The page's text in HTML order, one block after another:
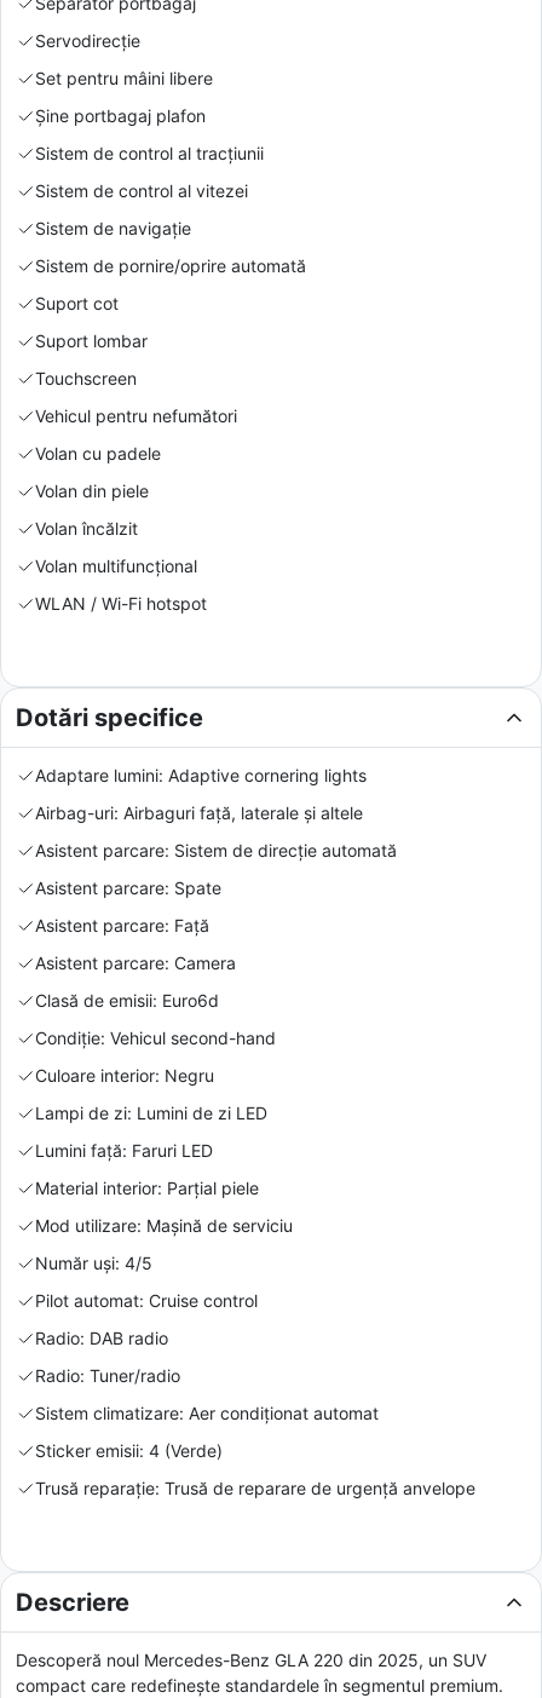
Servodirecție
Set pentru mâini libere
Şine portbagaj plafon
Sistem de control al tracțiunii
Sistem de control al vitezei
Sistem de navigație
Sistem de pornire/oprire automată
Suport cot
Suport lombar
Touchscreen
Vehicul pentru nefumători
Volan cu padele
Volan din piele
Volan încălzit
Volan multifuncțional
WLAN / Wi-Fi hotspot
Dotări specifice
Adaptare lumini: Adaptive cornering lights
Airbag-uri: Airbaguri față, laterale și altele
Asistent parcare: Sistem de direcție automată
Asistent parcare: Spate
Asistent parcare: Față
Asistent parcare: Camera
Clasă de emisii: Euro6d
Condiție: Vehicul second-hand
Culoare interior: Negru
Lampi de zi: Lumini de zi LED
Lumini față: Faruri LED
Material interior: Parțial piele
Mod utilizare: Mașină de serviciu
Număr uși: 4/5
Pilot automat: Cruise control
Radio: DAB radio
Radio: Tuner/radio
Sistem climatizare: Aer condiționat automat
Sticker emisii: 4 (Verde)
Trusă reparație: Trusă de reparare de urgență anvelope
Descriere
Descoperă noul Mercedes-Benz GLA 220 din 2025, un SUV
compact care redefinește standardele în segmentul premium.